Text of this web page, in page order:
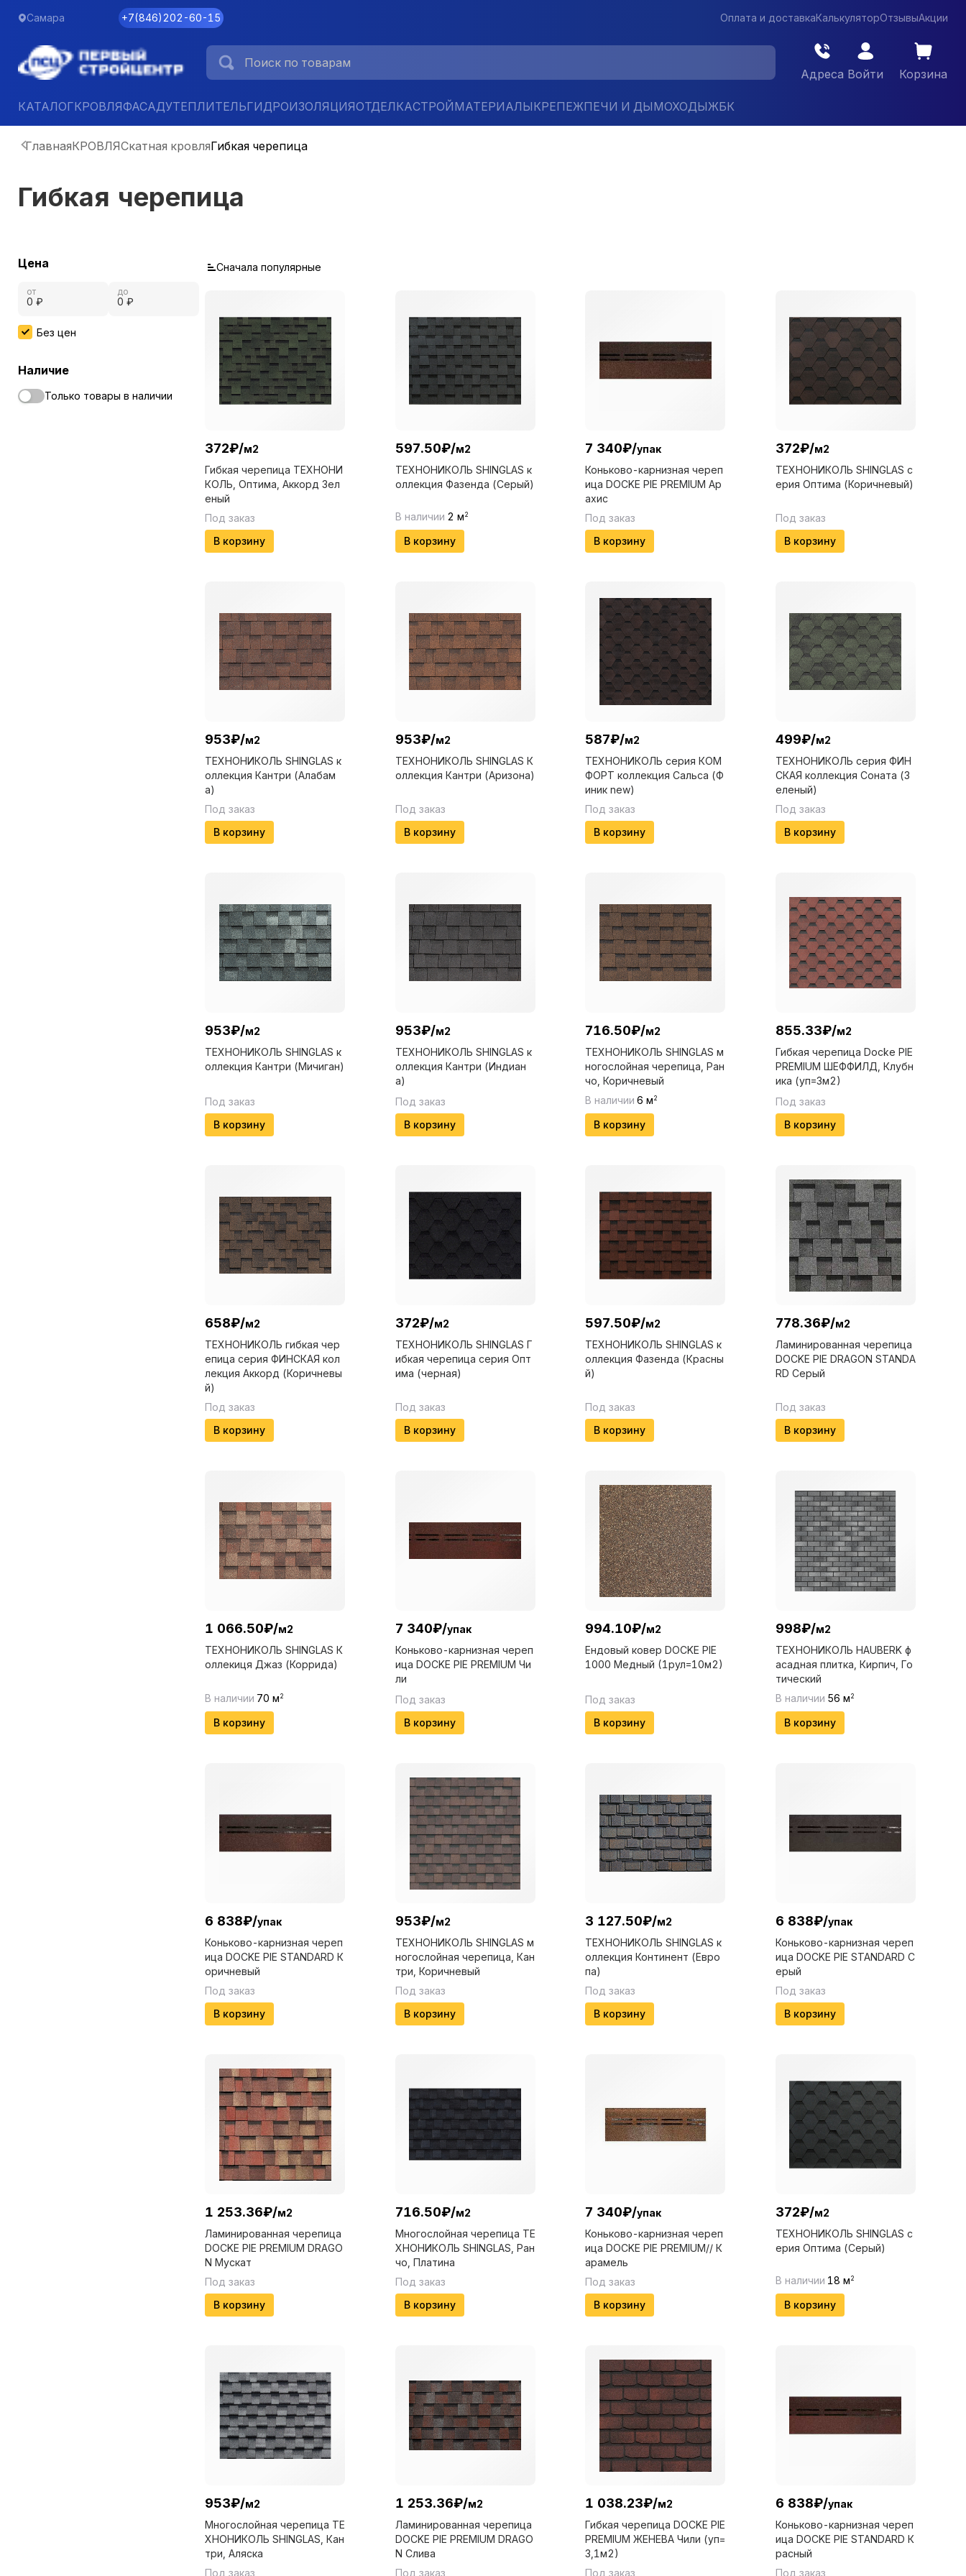
Самара +7(846)202-60-15 Оплата и доставкаКалькуляторОтзывыАкции
Адреса Войти Корзина
КАТАЛОГКРОВЛЯФАСАДУТЕПЛИТЕЛЬГИДРОИЗОЛЯЦИЯОТДЕЛКАСТРОЙМАТЕРИАЛЫКРЕПЕЖПЕЧИ И ДЫМОХОДЫЖБК
ГлавнаяКРОВЛЯСкатная кровляГибкая черепица
Гибкая черепица
Цена
от до
Без цен
Наличие
Только товары в наличии
Сначала популярные
372₽/м2
Гибкая черепица ТЕХНОНИ
КОЛЬ, Оптима, Аккорд Зел
еный
Под заказ
В корзину
597.50₽/м2
ТЕХНОНИКОЛЬ SHINGLAS к
оллекция Фазенда (Серый)
В наличии 2 м 2
В корзину
7 340₽/упак
Коньково-карнизная череп
ица DOCKE PIE PREMIUM Ар
ахис
Под заказ
В корзину
372₽/м2
ТЕХНОНИКОЛЬ SHINGLAS с
ерия Оптима (Коричневый)
Под заказ
В корзину
953₽/м2
ТЕХНОНИКОЛЬ SHINGLAS к
оллекция Кантри (Алабам
а)
Под заказ
В корзину
953₽/м2
ТЕХНОНИКОЛЬ SHINGLAS К
оллекция Кантри (Аризона)
Под заказ
В корзину
587₽/м2
ТЕХНОНИКОЛЬ серия КОМ
ФОРТ коллекция Сальса (Ф
иник new)
Под заказ
В корзину
499₽/м2
ТЕХНОНИКОЛЬ серия ФИН
СКАЯ коллекция Соната (З
еленый)
Под заказ
В корзину
953₽/м2
ТЕХНОНИКОЛЬ SHINGLAS к
оллекция Кантри (Мичиган)
Под заказ
В корзину
953₽/м2
ТЕХНОНИКОЛЬ SHINGLAS к
оллекция Кантри (Индиан
а)
Под заказ
В корзину
716.50₽/м2
ТЕХНОНИКОЛЬ SHINGLAS м
ногослойная черепица, Ран
чо, Коричневый
В наличии 6 м 2
В корзину
855.33₽/м2
Гибкая черепица Docke PIE
PREMIUM ШЕФФИЛД, Клубн
ика (уп=3м2)
Под заказ
В корзину
658₽/м2
ТЕХНОНИКОЛЬ гибкая чер
епица серия ФИНСКАЯ кол
лекция Аккорд (Коричневы
й)
Под заказ
В корзину
372₽/м2
ТЕХНОНИКОЛЬ SHINGLAS Г
ибкая черепица серия Опт
има (черная)
Под заказ
В корзину
597.50₽/м2
ТЕХНОНИКОЛЬ SHINGLAS к
оллекция Фазенда (Красны
й)
Под заказ
В корзину
778.36₽/м2
Ламинированная черепица
DOCKE PIE DRAGON STANDA
RD Серый
Под заказ
В корзину
1 066.50₽/м2
ТЕХНОНИКОЛЬ SHINGLAS К
оллекиця Джаз (Коррида)
В наличии 70 м 2
В корзину
7 340₽/упак
Коньково-карнизная череп
ица DOCKE PIE PREMIUM Чи
ли
Под заказ
В корзину
994.10₽/м2
Ендовый ковер DOCKE PIE
1000 Медный (1рул=10м2)
Под заказ
В корзину
998₽/м2
ТЕХНОНИКОЛЬ HAUBERK ф
асадная плитка, Кирпич, Го
тический
В наличии 56 м 2
В корзину
6 838₽/упак
Коньково-карнизная череп
ица DOCKE PIE STANDARD К
оричневый
Под заказ
В корзину
953₽/м2
ТЕХНОНИКОЛЬ SHINGLAS м
ногослойная черепица, Кан
три, Коричневый
Под заказ
В корзину
3 127.50₽/м2
ТЕХНОНИКОЛЬ SHINGLAS к
оллекция Континент (Евро
па)
Под заказ
В корзину
6 838₽/упак
Коньково-карнизная череп
ица DOCKE PIE STANDARD С
ерый
Под заказ
В корзину
1 253.36₽/м2
Ламинированная черепица
DOCKE PIE PREMIUM DRAGO
N Мускат
Под заказ
В корзину
716.50₽/м2
Многослойная черепица ТЕ
ХНОНИКОЛЬ SHINGLAS, Ран
чо, Платина
Под заказ
В корзину
7 340₽/упак
Коньково-карнизная череп
ица DOCKE PIE PREMIUM// К
арамель
Под заказ
В корзину
372₽/м2
ТЕХНОНИКОЛЬ SHINGLAS с
ерия Оптима (Серый)
В наличии 18 м 2
В корзину
953₽/м2
Многослойная черепица ТЕ
ХНОНИКОЛЬ SHINGLAS, Кан
три, Аляска
Под заказ
1 253.36₽/м2
Ламинированная черепица
DOCKE PIE PREMIUM DRAGO
N Слива
Под заказ
1 038.23₽/м2
Гибкая черепица DOCKE PIE
PREMIUM ЖЕНЕВА Чили (уп=
3,1м2)
Под заказ
6 838₽/упак
Коньково-карнизная череп
ица DOCKE PIE STANDARD К
расный
Под заказ